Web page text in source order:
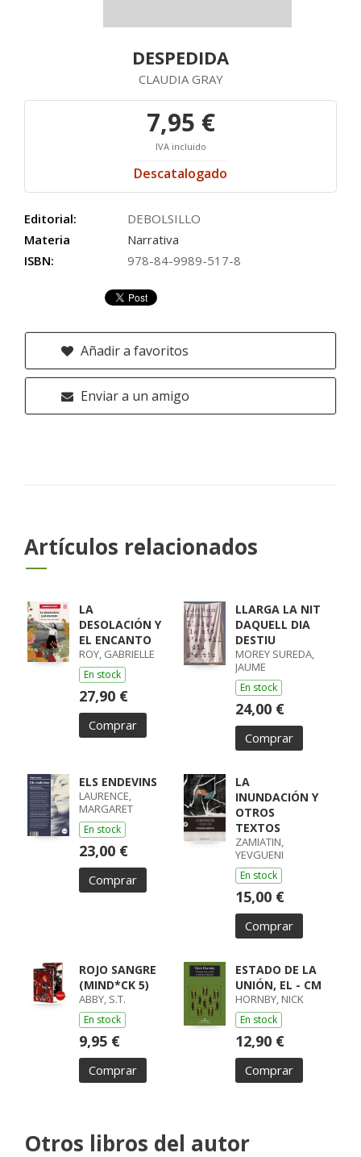
DESPEDIDA
CLAUDIA GRAY
7,95 €
IVA incluido
Descatalogado
Editorial:
DEBOLSILLO
Materia
Narrativa
ISBN:
978-84-9989-517-8
Añadir a favoritos
Enviar a un amigo
Artículos relacionados
LA
DESOLACIÓN Y
EL ENCANTO
ROY, GABRIELLE
En stock
27,90 €
Comprar
LLARGA LA NIT
DAQUELL DIA
DESTIU
MOREY SUREDA,
JAUME
En stock
24,00 €
Comprar
ELS ENDEVINS
LAURENCE,
MARGARET
En stock
23,00 €
Comprar
LA
INUNDACIÓN Y
OTROS
TEXTOS
ZAMIATIN,
YEVGUENI
En stock
15,00 €
Comprar
ROJO SANGRE
(MIND*CK 5)
ABBY, S.T.
En stock
9,95 €
Comprar
ESTADO DE LA
UNIÓN, EL - CM
HORNBY, NICK
En stock
12,90 €
Comprar
Otros libros del autor